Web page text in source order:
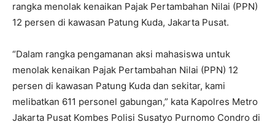
rangka menolak kenaikan Pajak Pertambahan Nilai (PPN)
12 persen di kawasan Patung Kuda, Jakarta Pusat.
“Dalam rangka pengamanan aksi mahasiswa untuk
menolak kenaikan Pajak Pertambahan Nilai (PPN) 12
persen di kawasan Patung Kuda dan sekitar, kami
melibatkan 611 personel gabungan,” kata Kapolres Metro
Jakarta Pusat Kombes Polisi Susatyo Purnomo Condro di